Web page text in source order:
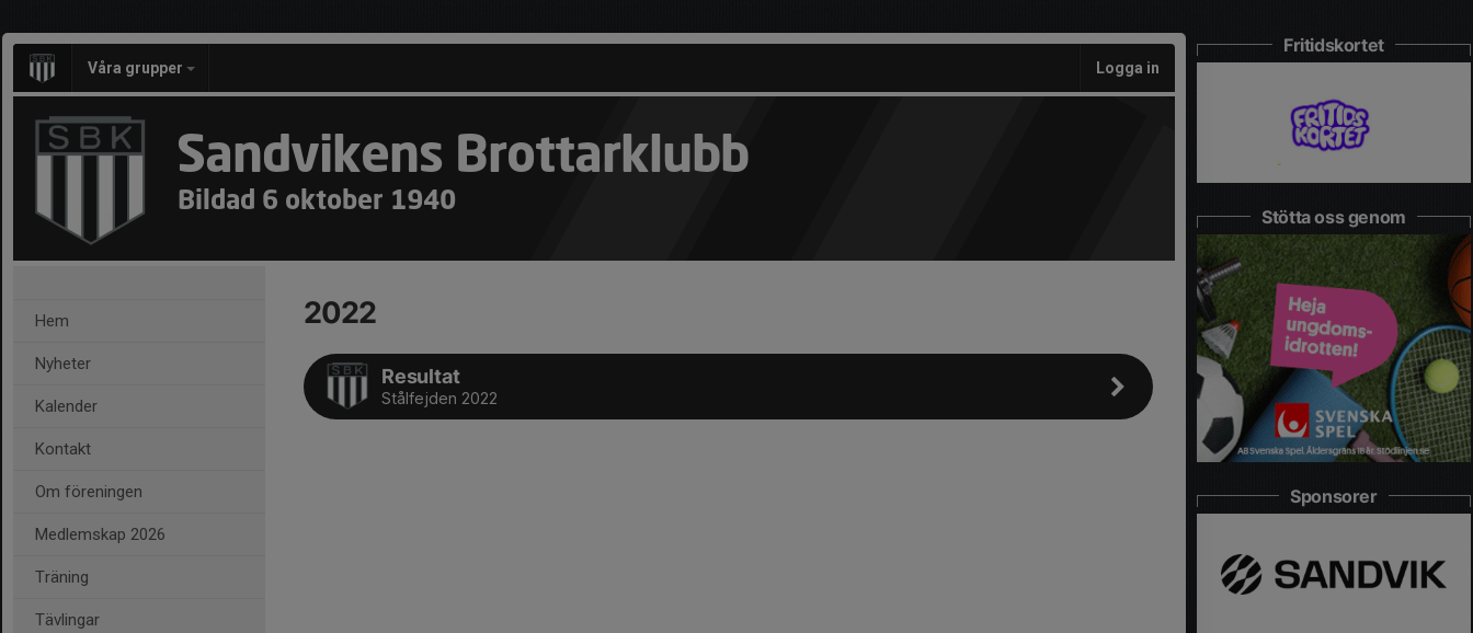
Våra grupper Logga in
Sandvikens Brottarklubb
Bildad 6 oktober 1940
Hem
Nyheter
Kalender
Kontakt
Om föreningen
Medlemskap 2026
Träning
Tävlingar
2022
Resultat
Stålfejden 2022
Fritidskortet
Stötta oss genom
Sponsorer